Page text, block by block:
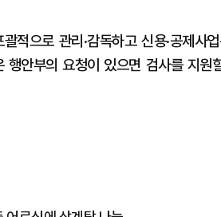
적으로 관리·감독하고 신용·공제사
안부의 요청이 있으면 검사를 지원